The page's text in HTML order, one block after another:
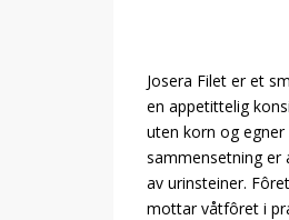
Josera Filet er et
en appetittelig
uten korn og
sammensetning er
av urinsteiner.
mottar våtfôret i